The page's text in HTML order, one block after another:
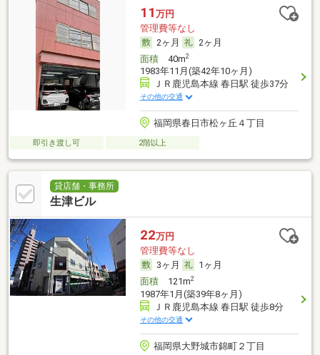
11 万円
管理費等なし
2ヶ月
2ヶ月
面積40m2
1983年11月(築42年10ヶ月)
ＪＲ鹿児島本線 春日駅 徒歩37分
その他の交通
福岡県春日市松ヶ丘４丁目
即引き渡し可 2階以上
貸店舗・事務所
生津ビル
22万円
管理費等なし
3ヶ月
1ヶ月
面積121m2
1987年1月(築39年8ヶ月)
ＪＲ鹿児島本線 春日駅 徒歩8分
その他の交通
福岡県大野城市錦町２丁目